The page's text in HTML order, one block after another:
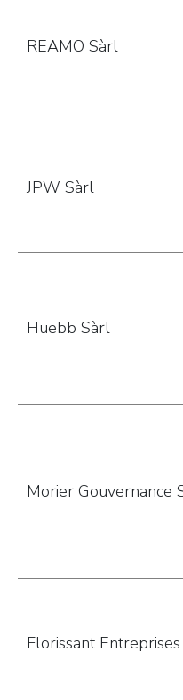
REAMO Sàrl
JPW Sàrl
Huebb Sàrl
Morier Gouvernance
Florissant Entreprises